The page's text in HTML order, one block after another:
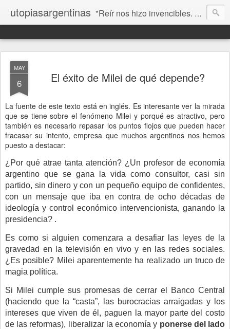
utopiasargentinas "Reír nos hizo invencibles. No como los que siempre ganan, sino como aquellos que no se rinden”. Frida Kahlo
MAY
6 El éxito de Milei de qué depende?
La fuente de este texto está en inglés. Es interesante ver la mirada
que se tiene sobre el fenómeno Milei y porqué es atractivo, pero
también es necesario repasar los puntos flojos que pueden hacer
fracasar su intento, empresa que muchos argentinos nos hemos
puesto a destacar:
¿Por qué atrae tanta atención? ¿Un profesor de economía
argentino que se gana la vida como consultor, casi sin
partido, sin dinero y con un pequeño equipo de confidentes,
con un mensaje que iba en contra de ocho décadas de
ideología y control económico intervencionista, ganando la
presidencia? .
Es como si alguien comenzara a desafiar las leyes de la
gravedad en la televisión en vivo y en las redes sociales.
¿Es posible? Milei aparentemente ha realizado un truco de
magia política.
Si Milei cumple sus promesas de cerrar el Banco Central
(haciendo que la “casta”, las burocracias arraigadas y los
intereses que viven de él, paguen la mayor parte del costo
de las reformas), liberalizar la economía y ponerse del lado